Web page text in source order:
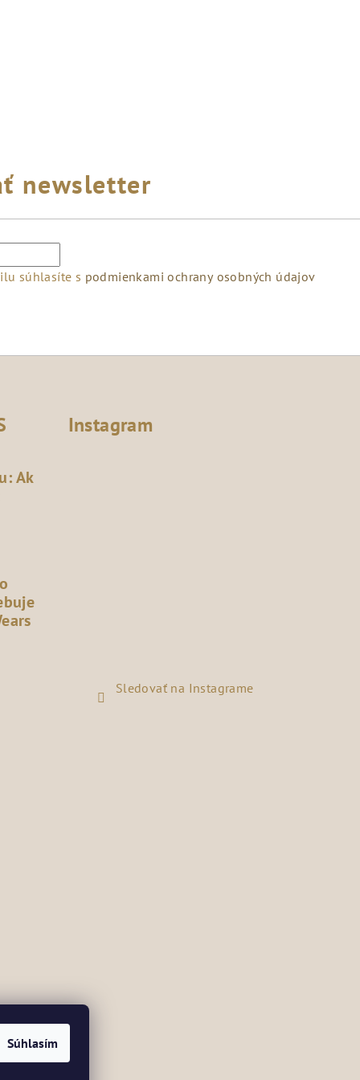
Súhlasím
newsletter
súhlasíte s podmienkami ochrany osobných údajov
Ak
Instagram
Sledovať na Instagrame